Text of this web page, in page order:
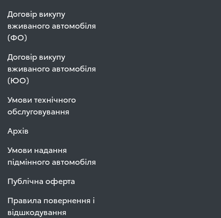
Договір викупу
вживаного автомобіля
(ФО)
Договір викупу
вживаного автомобіля
(ЮО)
Умови технічного
обслуговування
Архів
Умови надання
підмінного автомобіля
Публічна оферта
Правила повернення і
відшкодування